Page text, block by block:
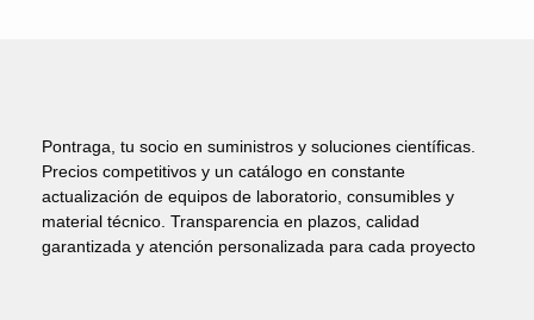
Pontraga, tu socio en suministros y soluciones científicas.
Precios competitivos y un catálogo en constante
actualización de equipos de laboratorio, consumibles y
material técnico. Transparencia en plazos, calidad
garantizada y atención personalizada para cada proyecto